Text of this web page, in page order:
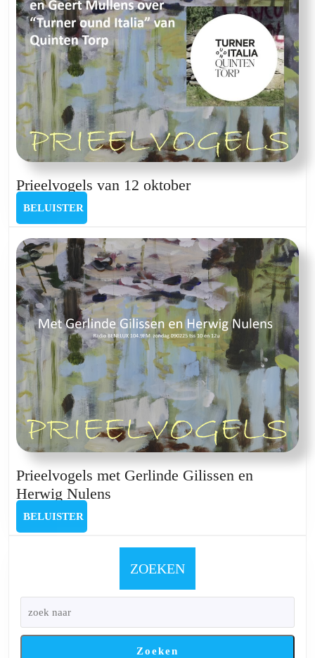
Prieelvogels van 12 oktoberPrieelvogels
oktober
BELUISTER
Prieelvogels met Gerlinde Gilissen en
Herwig Nulens
Gilissen
Nulens
BELUISTER
ZOEKEN
Zoeken